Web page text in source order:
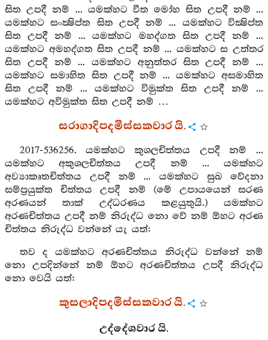
සිත උපදී නම් ... යමක්හට වීත මෝහ සිත උපදී නම් ...
යමක්හට සංක්‍ෂිප්ත සිත උපදී නම් ... යමක්හට වික්‍ෂිප්ත
සිත උපදී නම් ... යමක්හට මහද්ගත සිත උපදී නම් ...
යමක්හට අමහද්ගත සිත උපදී නම් ... යමක්හට ස උත්තර
සිත උපදී නම් ... යමක්හට අනුත්තර සිත උපදී නම් ...
යමක්හට සමාහිත සිත උපදී නම් ... යමක්හට අසමාහිත
සිත උපදී නම් ... යමක්හට විමුක්ත සිත උපදී නම් ...
යමක්හට අවිමුක්ත සිත උපදී නම් …
සරාගාදිපදමිස්සකවාර යි.
2017-536256. යමක්හට කුශලචිත්තය උපදී නම් ...
යමක්හට අකුශලචිත්තය උපදී නම් ... යමක්හට
අව්‍යාකෘතචිත්තය උපදී නම් ... යමක්හට සුඛ වේදනා
සම්ප්‍රයුක්ත චිත්තය උපදී නම් (මේ උපායයෙන් සරණ
අරණයන් තාක් උද්ධරණය කළයුතුයි.) යමක්හට
අරණචිත්තය උපදී නම් නිරුද්ධ නො වේ නම් ඕහට අරණ
චිත්තය නිරුද්ධ වන්නේ යැ යත්:
තව ද යමක්හට අරණචිත්තය නිරුද්ධ වන්නේ නම්
නො උපදින්නේ නම් ඕහට අරණචිත්තය උපදී නිරුද්ධ
නො වෙයි යත්:
කුසලාදිපදමිස්සකවාර යි.
උද්දේශවාර යි.